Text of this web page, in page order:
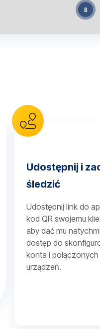
8
12
Udostępnij i
śledzić
Udostępnij link do
kod QR swojemu
aby dać mu
dostęp do
konta i połączonych
urządzeń.